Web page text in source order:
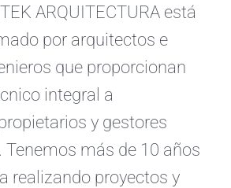
ARQUITECTURA está
por arquitectos e
que proporcionan
integral a
y gestores
más de 10 años
realizando proyectos y